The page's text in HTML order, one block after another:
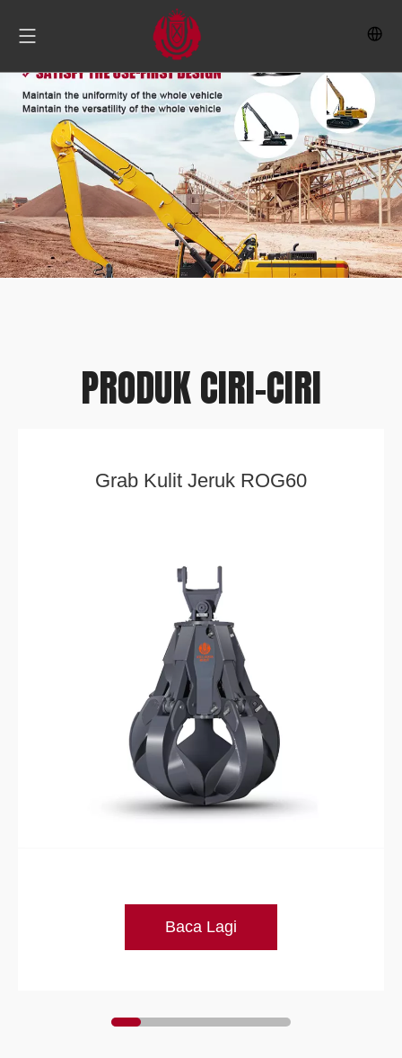
PRODUK CIRI-CIRI
Grab Kulit Jeruk ROG60
Baca Lagi